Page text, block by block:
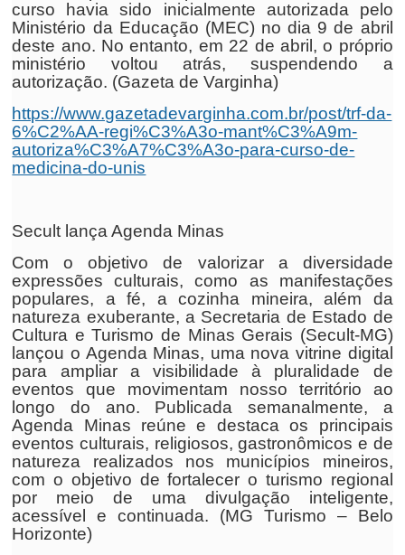
curso havia sido inicialmente autorizada pelo
Ministério da Educação (MEC) no dia 9 de abril
deste ano. No entanto, em 22 de abril, o próprio
ministério voltou atrás, suspendendo a
autorização. (Gazeta de Varginha)
https://www.gazetadevarginha.com.br/post/trf-da-
6%C2%AA-regi%C3%A3o-mant%C3%A9m-
autoriza%C3%A7%C3%A3o-para-curso-de-
medicina-do-unis
Secult lança Agenda Minas
Com o objetivo de valorizar a diversidade
expressões culturais, como as manifestações
populares, a fé, a cozinha mineira, além da
natureza exuberante, a Secretaria de Estado de
Cultura e Turismo de Minas Gerais (Secult-MG)
lançou o Agenda Minas, uma nova vitrine digital
para ampliar a visibilidade à pluralidade de
eventos que movimentam nosso território ao
longo do ano. Publicada semanalmente, a
Agenda Minas reúne e destaca os principais
eventos culturais, religiosos, gastronômicos e de
natureza realizados nos municípios mineiros,
com o objetivo de fortalecer o turismo regional
por meio de uma divulgação inteligente,
acessível e continuada. (MG Turismo – Belo
Horizonte)